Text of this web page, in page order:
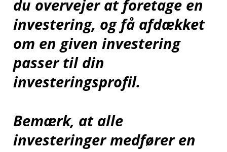
du overvejer at foretage en
investering, og få afdækket
om en given investering
passer til din
investeringsprofil.
Bemærk, at alle
investeringer medfører en